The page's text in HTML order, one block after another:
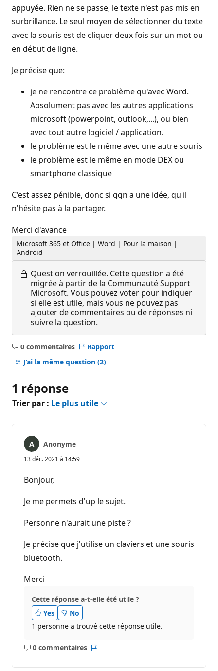
appuyée. Rien ne se passe, le texte n'est pas mis en
surbrillance. Le seul moyen de sélectionner du texte
avec la souris est de cliquer deux fois sur un mot ou
en début de ligne.
Je précise que:
je ne rencontre ce problème qu'avec Word.
Absolument pas avec les autres applications
microsoft (powerpoint, outlook,...), ou bien
avec tout autre logiciel / application.
le problème est le même avec une autre souris
le problème est le même en mode DEX ou
smartphone classique
C'est assez pénible, donc si qqn a une idée, qu'il
n'hésite pas à la partager.
Merci d'avance
Microsoft 365 et Office | Word | Pour la maison |
Android
Question verrouillée. Cette question a été
migrée à partir de la Communauté Support
Microsoft. Vous pouvez voter pour indiquer
si elle est utile, mais vous ne pouvez pas
ajouter de commentaires ou de réponses ni
suivre la question.
0 commentaires
Aucun
commentaire
Rapport
J’ai la même question (2)
1 réponse
Trier par : Le plus utile
Anonyme
13 déc. 2021 à 14:59
Bonjour,
Je me permets d'up le sujet.
Personne n'aurait une piste ?
Je précise que j'utilise un claviers et une souris
bluetooth.
Merci
Cette réponse a-t-elle été utile ?
Yes
No
1 personne a trouvé cette réponse utile.
0 commentaires
Aucun